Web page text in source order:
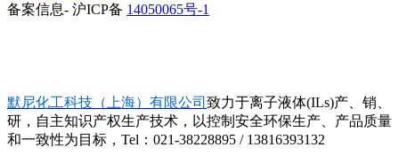
备案信息- 沪ICP备 14050065号-1
默尼化工科技（上海）有限公司 致力于离子液体(ILs)产、销、
研，自主知识产权生产技术，以控制安全环保生产、产品质量
和一致性为目标，Tel：021-38228895 / 13816393132